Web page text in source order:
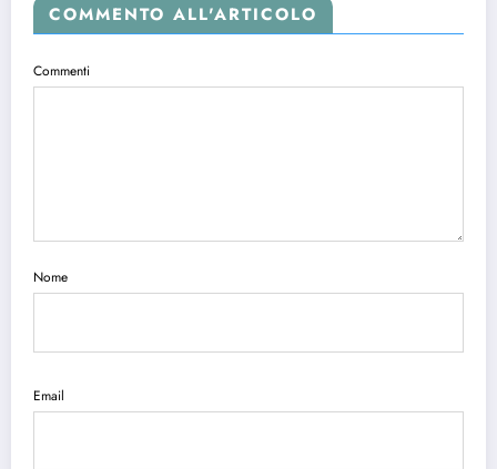
COMMENTO ALL'ARTICOLO
Commenti
Nome
Email